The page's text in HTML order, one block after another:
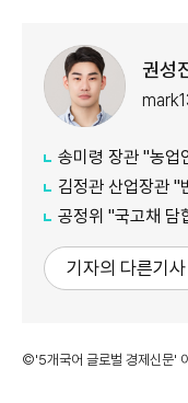
권성
송미령 장관 "농업인·외
김정관 산업장관 "반도체
공정위 "국고채 담합, 매
기자의 다른기사
©'5개국어 글로벌 경제신문'